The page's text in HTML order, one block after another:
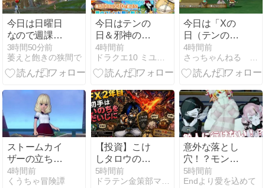
布！交換出来
なかった人と
の格差がエグ
いことに。
今日は日曜日
なので週課を
します×3で！
ドラクエ10
3時間50分前
萎えと飽きの狭間で
今日はテンの
日＆邪神の宮
殿更新日！や
ること一覧
4時間前
ドラクエ10 ミユリのおやつ探し ミリユナ日記たまにリオ
今日は「Xの
日（テンの
日）」ですよ
～！（2026年
8月10日
4時間前
さっちゃんねる DQX
ストームカイ
ザーの立ちか
た「嵐帝の継
承者」を紹介
4時間前
くうちゃ冒険譚
【投資】こけ
しタロウのFX
週次報告(2026
年8月2週目)｜
5時間前
ドラテン金策部マジガッポ！
意外な落とし
穴！？モンス
ターのこころ
枠！
5時間前
Endより愛を込めて